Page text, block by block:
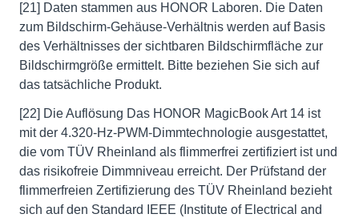
[21] Daten stammen aus HONOR Laboren. Die Daten
zum Bildschirm-Gehäuse-Verhältnis werden auf Basis
des Verhältnisses der sichtbaren Bildschirmfläche zur
Bildschirmgröße ermittelt. Bitte beziehen Sie sich auf
das tatsächliche Produkt.
[22] Die Auflösung Das HONOR MagicBook Art 14 ist
mit der 4.320-Hz-PWM-Dimmtechnologie ausgestattet,
die vom TÜV Rheinland als flimmerfrei zertifiziert ist und
das risikofreie Dimmniveau erreicht. Der Prüfstand der
flimmerfreien Zertifizierung des TÜV Rheinland bezieht
sich auf den Standard IEEE (Institute of Electrical and